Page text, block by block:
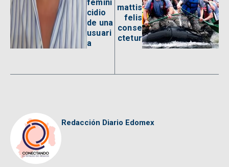
femini
cidio
de una
usuari
a
mattis
felis
conse
ctetur
Redacción Diario Edomex